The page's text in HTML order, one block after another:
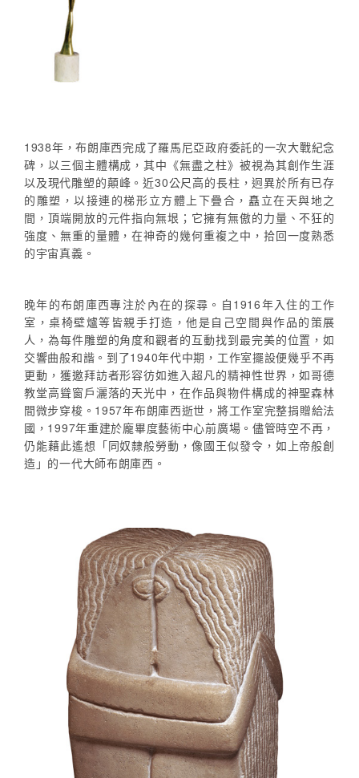
1938年，布朗庫西完成了羅馬尼亞政府委託的一次大戰紀念
碑，以三個主體構成，其中《無盡之柱》被視為其創作生涯
以及現代雕塑的顛峰。近30公尺高的長柱，迥異於所有已存
的雕塑，以接連的梯形立方體上下疊合，矗立在天與地之
間，頂端開放的元件指向無垠；它擁有無傲的力量、不狂的
強度、無重的量體，在神奇的幾何重複之中，拾回一度熟悉
的宇宙真義。
晚年的布朗庫西專注於內在的探尋。自1916年入住的工作
室，桌椅壁爐等皆親手打造，他是自己空間與作品的策展
人，為每件雕塑的角度和觀者的互動找到最完美的位置，如
交響曲般和諧。到了1940年代中期，工作室擺設便幾乎不再
更動，獲邀拜訪者形容彷如進入超凡的精神性世界，如哥德
教堂高聳窗戶灑落的天光中，在作品與物件構成的神聖森林
間微步穿梭。1957年布朗庫西逝世，將工作室完整捐贈給法
國，1997年重建於龐畢度藝術中心前廣場。儘管時空不再，
仍能藉此遙想「同奴隸般勞動，像國王似發令，如上帝般創
造」的一代大師布朗庫西。